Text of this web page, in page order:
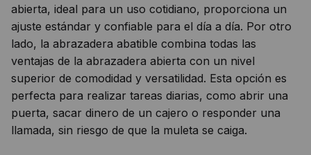
abierta, ideal para un uso cotidiano, proporciona un
ajuste estándar y confiable para el día a día. Por otro
lado, la abrazadera abatible combina todas las
ventajas de la abrazadera abierta con un nivel
superior de comodidad y versatilidad. Esta opción es
perfecta para realizar tareas diarias, como abrir una
puerta, sacar dinero de un cajero o responder una
llamada, sin riesgo de que la muleta se caiga.